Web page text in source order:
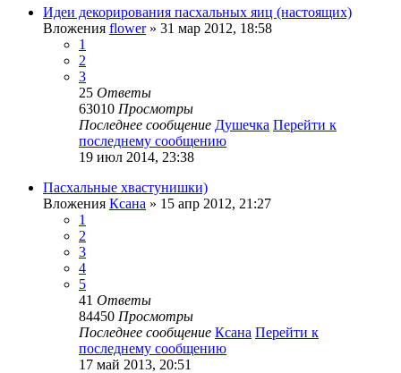
Идеи декорирования пасхальных яиц (настоящих)
Вложения flower» 31 мар 2012, 18:58
1
2
3
25 Ответы
63010 Просмотры
Последнее сообщение Душечка Перейти к
последнему сообщению
19 июл 2014, 23:38
Пасхальные хвастунишки)
Вложения Ксана » 15 апр 2012, 21:27
1
2
3
4
5
41 Ответы
84450 Просмотры
Последнее сообщение Ксана Перейти к
последнему сообщению
17 май 2013, 20:51